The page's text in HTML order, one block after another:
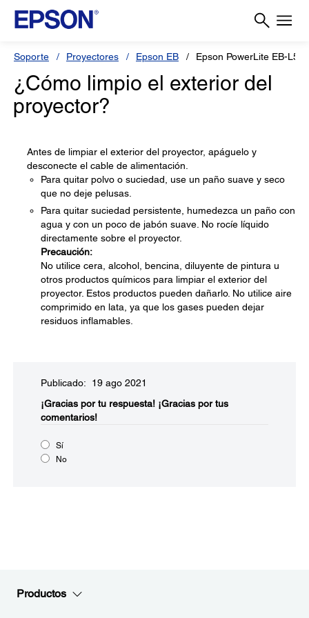
Soporte Proyectores Epson EB Epson PowerLite EB-
¿Cómo limpio el exterior del
proyector?
Antes de limpiar el exterior del proyector, apáguelo y
desconecte el cable de alimentación.
Para quitar polvo o suciedad, use un paño suave y seco
que no deje pelusas.
Para quitar suciedad persistente, humedezca un paño con
agua y con un poco de jabón suave. No rocíe líquido
directamente sobre el proyector.
Precaución:
No utilice cera, alcohol, bencina, diluyente de pintura u
otros productos químicos para limpiar el exterior del
proyector. Estos productos pueden dañarlo. No utilice aire
comprimido en lata, ya que los gases pueden dejar
residuos inflamables.
Publicado: 19 ago 2021
¡Gracias por tu respuesta! ¡Gracias por tus
comentarios!
Sí
No
Productos